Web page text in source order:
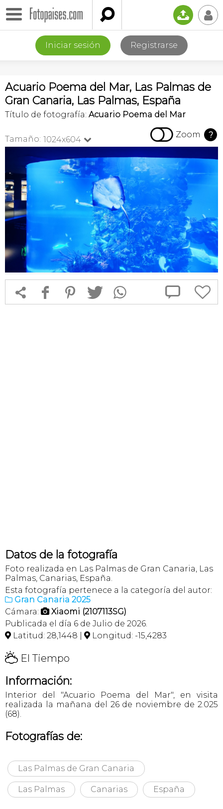
 📤 👤
Iniciar sesión Registrarse
Acuario Poema del Mar, Las Palmas de
Gran Canaria, Las Palmas, España
Título de fotografía: Acuario Poema del Mar
Tamaño: 1024x604   Zoom ?
 f 1 T  
Datos de la fotografía
Foto realizada en Las Palmas de Gran Canaria, Las
Palmas, Canarias, España.
Esta fotografía pertenece a la categoría del autor:
 Gran Canaria 2025
Cámara:  Xiaomi (2107113SG)
Publicada el día 6 de Julio de 2026.
 Latitud: 28,1448 |  Longitud: -15,4283
H El Tiempo
Información:
Interior del "Acuario Poema del Mar", en visita
realizada la mañana del 26 de noviembre de 2.025
(68).
Fotografías de:
Las Palmas de Gran Canaria
Las Palmas Canarias España